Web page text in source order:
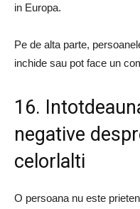
in Europa.
Pe de alta parte,
inchide sau pot face un
16.
negative
celorlalti
O persoana nu este